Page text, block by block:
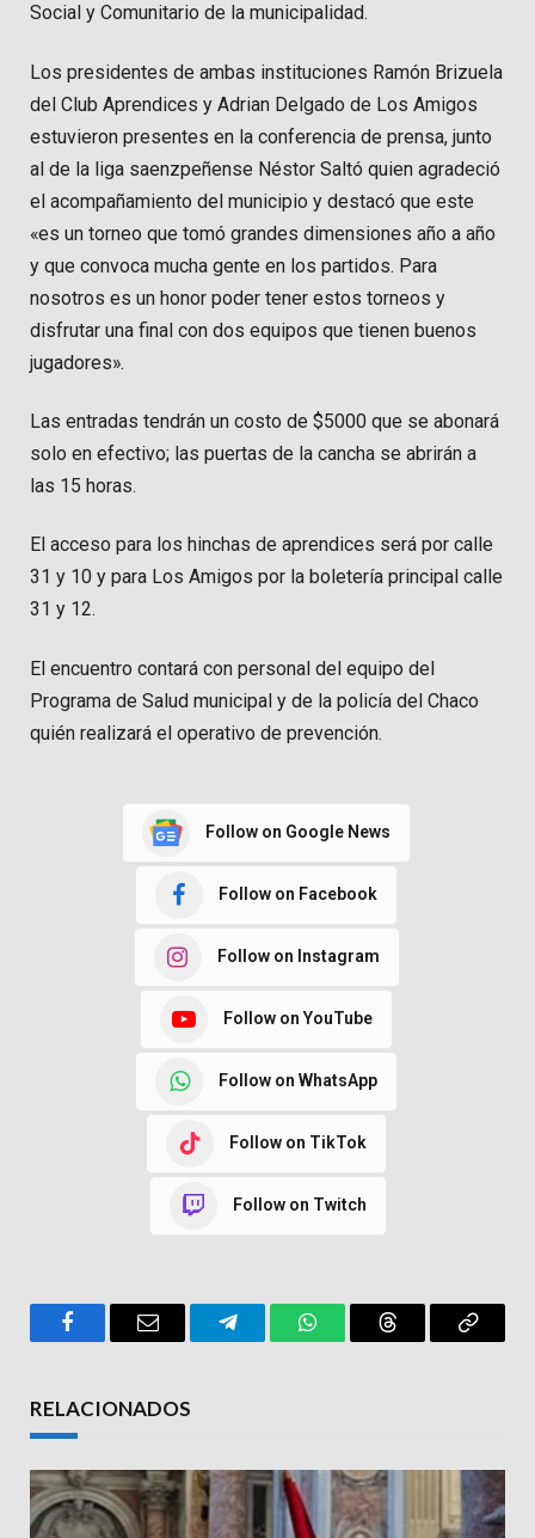
Social y Comunitario de la municipalidad.
Los presidentes de ambas instituciones Ramón Brizuela
del Club Aprendices y Adrian Delgado de Los Amigos
estuvieron presentes en la conferencia de prensa, junto
al de la liga saenzpeñense Néstor Saltó quien agradeció
el acompañamiento del municipio y destacó que este
«es un torneo que tomó grandes dimensiones año a año
y que convoca mucha gente en los partidos. Para
nosotros es un honor poder tener estos torneos y
disfrutar una final con dos equipos que tienen buenos
jugadores».
Las entradas tendrán un costo de $5000 que se abonará
solo en efectivo; las puertas de la cancha se abrirán a
las 15 horas.
El acceso para los hinchas de aprendices será por calle
31 y 10 y para Los Amigos por la boletería principal calle
31 y 12.
El encuentro contará con personal del equipo del
Programa de Salud municipal y de la policía del Chaco
quién realizará el operativo de prevención.
Follow on Google News
Follow on Facebook
Follow on Instagram
Follow on YouTube
Follow on WhatsApp
Follow on TikTok
Follow on Twitch
FacebookEmail TelegramWhatsAppThreads Copy
RELACIONADOS